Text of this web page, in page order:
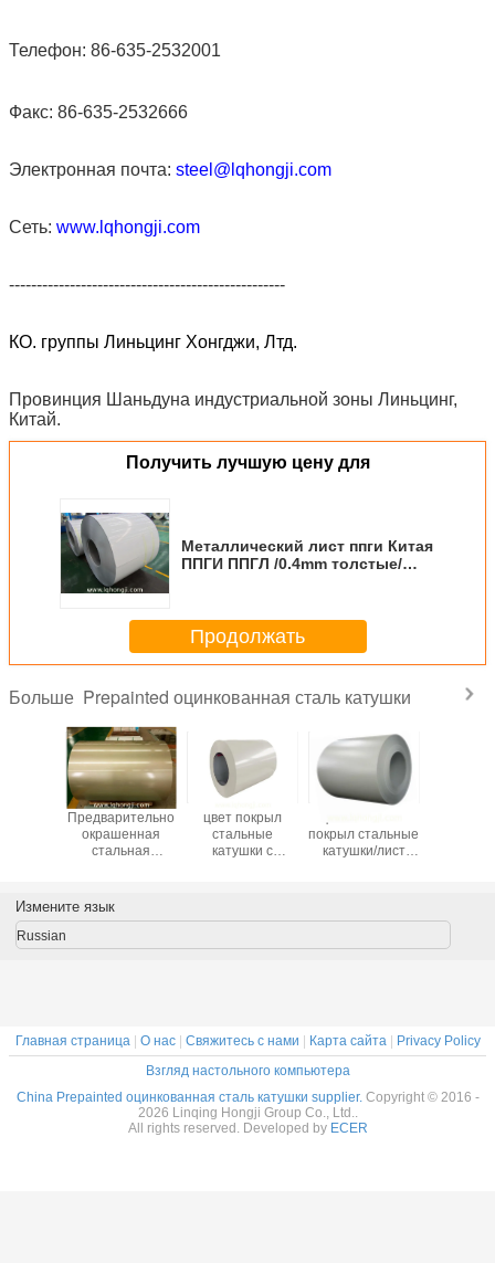
Телефон: 86-635-2532001
Факс: 86-635-2532666
Электронная почта: steel@lqhongji.com
Сеть: www.lqhongji.com
--------------------------------------------------
КО. группы Линьцинг Хонгджи, Лтд.
Провинция Шаньдуна индустриальной зоны Линьцинг,
Китай.
Получить лучшую цену для
Металлический лист ппги Китая
ППГИ ППГЛ /0.4mm толстые/
катушка
Продолжать
Больше Prepainted оцинкованная сталь катушки
цвета
от
Предварительно
окрашенная
стальная
плита Цветные
покрытые роллы
окрашенная
цвет покрыл
стальные
катушки с
покрыл стальные
катушки/лист
Измените язык
Russian
Главная страница| О нас| Свяжитесь с нами Карта сайта|
Privacy Policy
Взгляд настольного компьютера
China Prepainted оцинкованная сталь катушки supplier. Copyright © 2016 -
2026 Linqing Hongji Group Co., Ltd..
All rights reserved. Developed by ECER